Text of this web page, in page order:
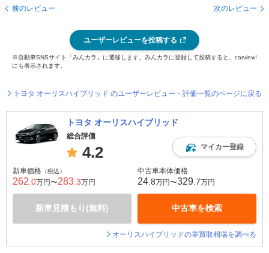
前のレビュー 次のレビュー
ユーザーレビューを投稿する
※自動車SNSサイト「みんカラ」に遷移します。みんカラに登録して投稿すると、carview!
にも表示されます。
トヨタ オーリスハイブリッド のユーザーレビュー・評価一覧のページに戻る
トヨタ オーリスハイブリッド
総合評価
4.2 マイカー登録
新車価格 （税込）
262 .0万円〜283 .3万円
新車見積もり(無料)
中古車本体価格
24 .8万円〜329 .7万円
中古車を検索
オーリスハイブリッドの車買取相場を調べる